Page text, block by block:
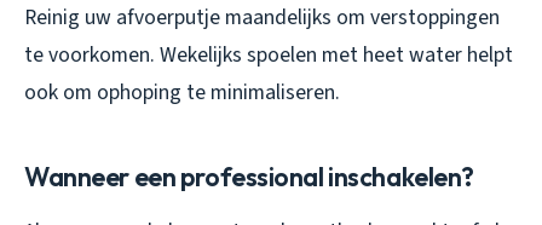
Reinig uw afvoerputje maandelijks om verstoppingen
te voorkomen. Wekelijks spoelen met heet water helpt
ook om ophoping te minimaliseren.
Wanneer een professional inschakelen?